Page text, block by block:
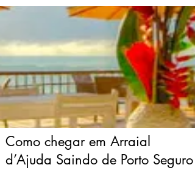
Como chegar em Arraial
d’Ajuda Saindo de Porto Seguro